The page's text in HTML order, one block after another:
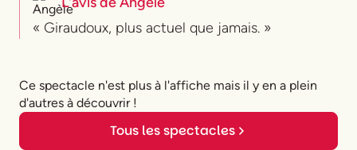
« Giraudoux, plus actuel que jamais. »
Ce spectacle n'est plus à l'affiche mais il y en a plein
d'autres à découvrir !
Tous les spectacles